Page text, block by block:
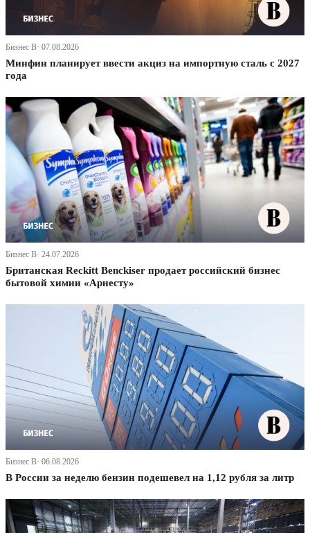
Бизнес В· 07.08.2026
Минфин планирует ввести акциз на импортную сталь с 2027
года
Бизнес В· 24.07.2026
Британская Reckitt Benckiser продает российский бизнес
бытовой химии «Арнесту»
Бизнес В· 06.08.2026
В России за неделю бензин подешевел на 1,12 рубля за литр